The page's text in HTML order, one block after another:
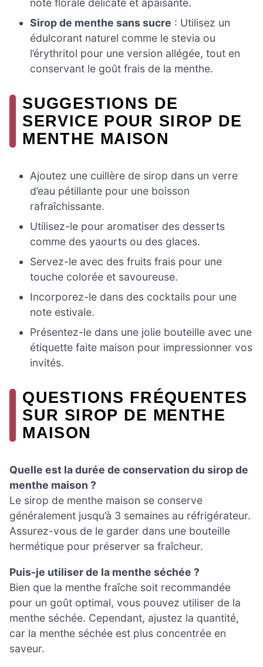
note florale délicate et apaisante.
Sirop de menthe sans sucre : Utilisez un
édulcorant naturel comme le stevia ou
l’érythritol pour une version allégée, tout en
conservant le goût frais de la menthe.
SUGGESTIONS DE
SERVICE POUR SIROP DE
MENTHE MAISON
Ajoutez une cuillère de sirop dans un verre
d’eau pétillante pour une boisson
rafraîchissante.
Utilisez-le pour aromatiser des desserts
comme des yaourts ou des glaces.
Servez-le avec des fruits frais pour une
touche colorée et savoureuse.
Incorporez-le dans des cocktails pour une
note estivale.
Présentez-le dans une jolie bouteille avec une
étiquette faite maison pour impressionner vos
invités.
QUESTIONS FRÉQUENTES
SUR SIROP DE MENTHE
MAISON
Quelle est la durée de conservation du sirop de
menthe maison ?
Le sirop de menthe maison se conserve
généralement jusqu’à 3 semaines au réfrigérateur.
Assurez-vous de le garder dans une bouteille
hermétique pour préserver sa fraîcheur.
Puis-je utiliser de la menthe séchée ?
Bien que la menthe fraîche soit recommandée
pour un goût optimal, vous pouvez utiliser de la
menthe séchée. Cependant, ajustez la quantité,
car la menthe séchée est plus concentrée en
saveur.